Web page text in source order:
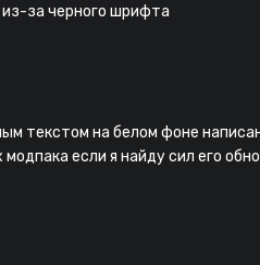
за черного шрифта
текстом на белом фоне
если я найду сил его